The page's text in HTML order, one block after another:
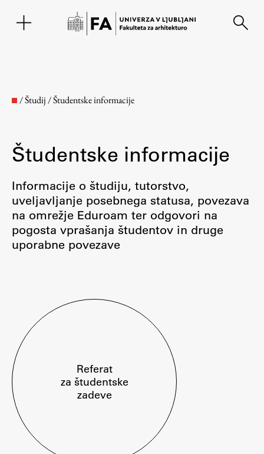
Fakulteta
O fakulteti
Knjižnica
Mednarodno sodelovanje
Tržna dejavnost
Kontakti
Intranet UL FA
/Študij/Študentske informacije
Študentske informacije
Informacije o študiju, tutorstvo,
uveljavljanje posebnega statusa, povezava
na omrežje Eduroam ter odgovori na
pogosta vprašanja študentov in druge
uporabne povezave
Referat
za študentske
zadeve